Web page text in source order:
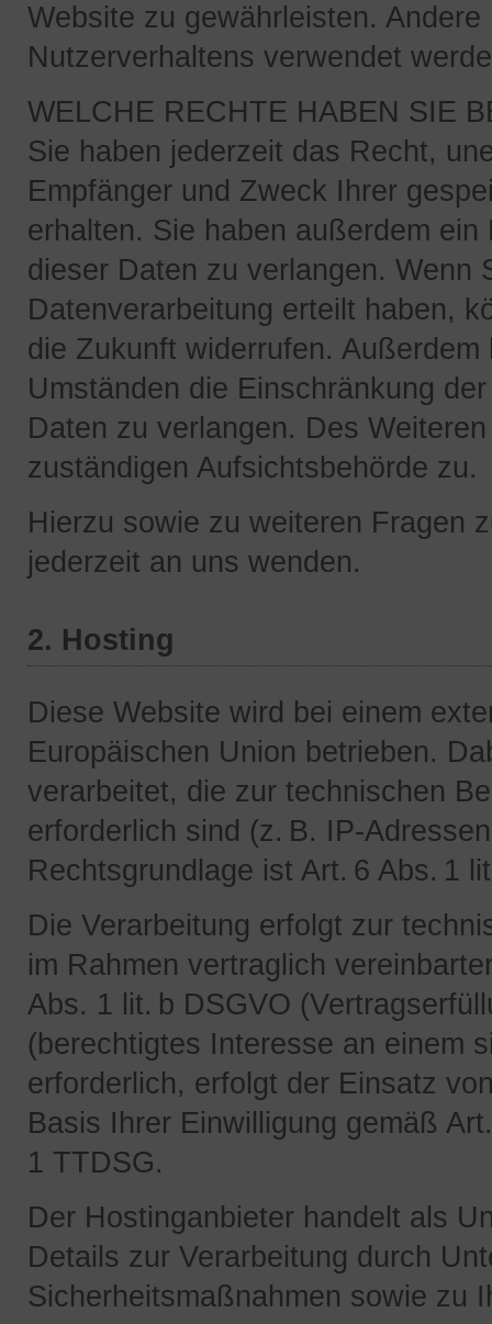
Website zu gewährleisten.
Nutzerverhaltens verwendet
WELCHE RECHTE HABEN SIE
Sie haben jederzeit das Recht,
Empfänger und Zweck Ihrer
erhalten. Sie haben außerdem
dieser Daten zu verlangen. Wenn
Datenverarbeitung erteilt haben,
die Zukunft widerrufen.
Umständen die Einschränkung
Daten zu verlangen. Des
zuständigen Aufsichtsbehörde zu.
Hierzu sowie zu weiteren Fragen
jederzeit an uns wenden.
2. Hosting
Diese Website wird bei einem
Europäischen Union betrieben.
verarbeitet, die zur technischen
erforderlich sind (z. B. IP-
Rechtsgrundlage ist Art. 6 Abs. 1
Die Verarbeitung erfolgt zur
im Rahmen vertraglich
Abs. 1 lit. b DSGVO
(berechtigtes Interesse an einem
erforderlich, erfolgt der Einsatz
Basis Ihrer Einwilligung gemäß
1 TTDSG.
Der Hostinganbieter handelt als
Details zur Verarbeitung durch
Sicherheitsmaßnahmen sowie zu